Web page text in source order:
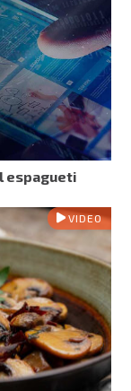
espagueti
VIDEO